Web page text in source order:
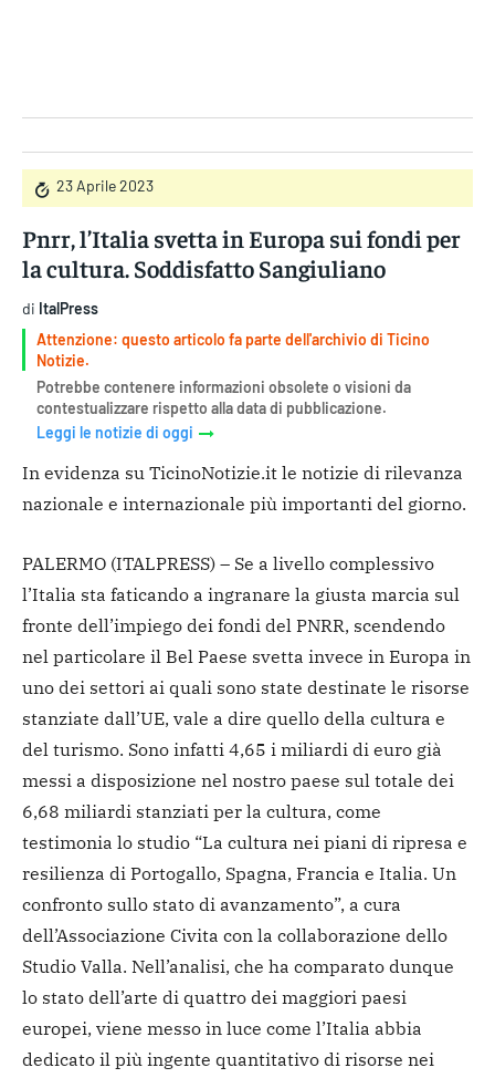
23 Aprile 2023
Pnrr, l’Italia svetta in Europa sui fondi per
la cultura. Soddisfatto Sangiuliano
di ItalPress
Attenzione: questo articolo fa parte dell'archivio di Ticino
Notizie.
Potrebbe contenere informazioni obsolete o visioni da
contestualizzare rispetto alla data di pubblicazione.
Leggi le notizie di oggi
In evidenza su TicinoNotizie.it le notizie di rilevanza
nazionale e internazionale più importanti del giorno.
PALERMO (ITALPRESS) – Se a livello complessivo
l’Italia sta faticando a ingranare la giusta marcia sul
fronte dell’impiego dei fondi del PNRR, scendendo
nel particolare il Bel Paese svetta invece in Europa in
uno dei settori ai quali sono state destinate le risorse
stanziate dall’UE, vale a dire quello della cultura e
del turismo. Sono infatti 4,65 i miliardi di euro già
messi a disposizione nel nostro paese sul totale dei
6,68 miliardi stanziati per la cultura, come
testimonia lo studio “La cultura nei piani di ripresa e
resilienza di Portogallo, Spagna, Francia e Italia. Un
confronto sullo stato di avanzamento”, a cura
dell’Associazione Civita con la collaborazione dello
Studio Valla. Nell’analisi, che ha comparato dunque
lo stato dell’arte di quattro dei maggiori paesi
europei, viene messo in luce come l’Italia abbia
dedicato il più ingente quantitativo di risorse nei